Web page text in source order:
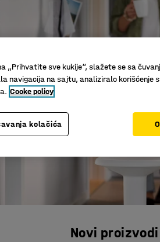
Novi
„Prihvatite sve kukije“, slažete se sa
navigacija na sajtu, analiziralo korišćenje
Cooke policy
kolačića